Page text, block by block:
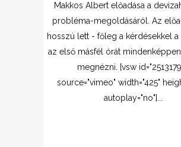
Makkos Albert előadása a
probléma-megoldásáról. Az
hosszú lett - főleg a kérdésekkel a
az első másfél órát
megnézni. [vsw
source="vimeo" width="425"
autoplay="no"]...